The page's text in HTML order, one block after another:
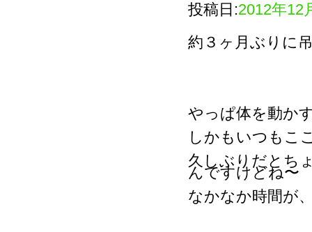
投稿日:2012年12
約３ヶ月ぶりに
やっぱ体を動か
しかもいつもこ
久しぶりだとち
んですけどね〜
なかなか時間が